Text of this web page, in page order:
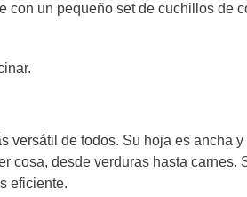
con un pequeño set de cuchillos de
versátil de todos. Su hoja es ancha y
cosa, desde verduras hasta carnes.
eficiente.